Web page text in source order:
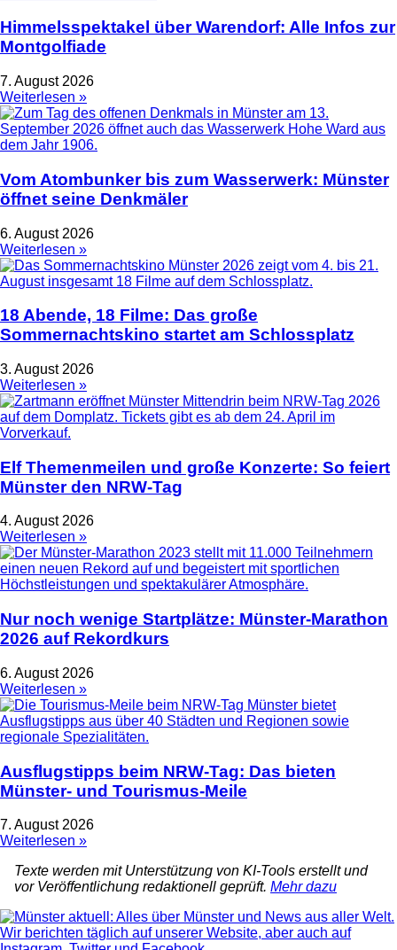
Himmelsspektakel über Warendorf: Alle Infos zur
Montgolfiade
7. August 2026
Weiterlesen »
Vom Atombunker bis zum Wasserwerk: Münster
öffnet seine Denkmäler
6. August 2026
Weiterlesen »
18 Abende, 18 Filme: Das große
Sommernachtskino startet am Schlossplatz
3. August 2026
Weiterlesen »
Elf Themenmeilen und große Konzerte: So feiert
Münster den NRW-Tag
4. August 2026
Weiterlesen »
Nur noch wenige Startplätze: Münster-Marathon
2026 auf Rekordkurs
6. August 2026
Weiterlesen »
Ausflugstipps beim NRW-Tag: Das bieten
Münster- und Tourismus-Meile
7. August 2026
Weiterlesen »
Texte werden mit Unterstützung von KI-Tools erstellt und
vor Veröffentlichung redaktionell geprüft. Mehr dazu